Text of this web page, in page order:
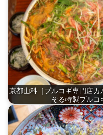
京都山科［プルコギ専門店カ
そる特製プルコ